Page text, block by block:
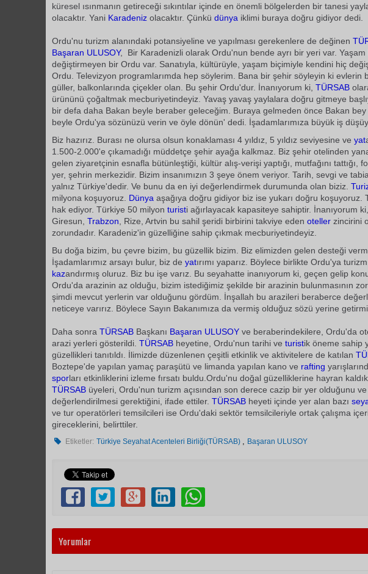
küresel ısınmanın getireceği sıkıntılar içinde en önemli bölgelerden bir tanesi
olacaktır. Yani Karadeniz olacaktır. Çünkü dünya iklimi buraya doğru gidiyor dedi.
Ordu'nu turizm alanındaki potansiyeline ve yapılması gerekenlere de değinen
Başaran ULUSOY,  Bir Karadenizli olarak Ordu'nun bende ayrı bir yeri var.
değiştirmeyen bir Ordu var. Sanatıyla, kültürüyle, yaşam biçimiyle kendini hiç
Ordu. Televizyon programlarımda hep söylerim. Bana bir şehir söyleyin ki evlerin
güller, balkonlarında çiçekler olan. Bu şehir Ordu'dur. İnanıyorum ki, TÜRSAB
ürününü çoğaltmak mecburiyetindeyiz. Yavaş yavaş yaylalara doğru gitmeye
bir defa daha Bakan beyle beraber geleceğim. Buraya gelmeden önce Bakan
beyle Ordu'ya sözünüzü verin ve öyle dönün' dedi. İşadamlarımıza büyük iş
Biz hazırız. Burası ne olursa olsun konaklaması 4 yıldız, 5 yıldız seviyesine ve yat
1.500-2.000'e çıkamadığı müddetçe şehir ayağa kalkmaz. Biz şehir otelinden
gelen ziyaretçinin esnafla bütünleştiği, kültür alış-verişi yaptığı, mutfağını tattığı,
yer, şehrin merkezidir. Bizim insanımızın 3 şeye önem veriyor. Tarih, sevgi ve
yalnız Türkiye'dedir. Ve bunu da en iyi değerlendirmek durumunda olan biziz.
milyona koşuyoruz. Dünya aşağıya doğru gidiyor biz ise yukarı doğru koşuyoruz.
hak ediyor. Türkiye 50 milyon turisti ağırlayacak kapasiteye sahiptir. İnanıyorum
Giresun, Trabzon , Rize, Artvin bu sahil şeridi birbirini takviye eden oteller zincirini
zorundadır. Karadeniz'in güzelliğine sahip çıkmak mecburiyetindeyiz.
Bu doğa bizim, bu çevre bizim, bu güzellik bizim. Biz elimizden gelen desteği
İşadamlarımız arsayı bulur, biz de yatırımı yaparız. Böylece birlikte Ordu'ya turizm
kazandırmış oluruz. Biz bu işe varız. Bu seyahatte inanıyorum ki, geçen gelip
Ordu'da arazinin az olduğu, bizim istediğimiz şekilde bir arazinin bulunmasının
şimdi mevcut yerlerin var olduğunu gördüm. İnşallah bu arazileri beraberce
neticeye varırız. Böylece Sayın Bakanımıza da vermiş olduğuz sözü yerine
Daha sonra TÜRSAB Başkanı Başaran ULUSOY ve beraberindekilere, Ordu'da
arazi yerleri gösterildi. TÜRSAB heyetine, Ordu'nun tarihi ve turistik öneme sahip
güzellikleri tanıtıldı. İlimizde düzenlenen çeşitli etkinlik ve aktivitelere de katılan
Boztepe'de yapılan yamaç paraşütü ve limanda yapılan kano ve rafting
sporları etkinliklerini izleme fırsatı buldu.Ordu'nu doğal güzelliklerine hayran
TÜRSAB üyeleri, Ordu'nun turizm açısından son derece cazip bir yer olduğunu
değerlendirilmesi gerektiğini, ifade ettiler. TÜRSAB heyeti içinde yer alan bazı
ve tur operatörleri temsilcileri ise Ordu'daki sektör temsilcileriyle ortak çalışma
gireceklerini, belirttiler.
Etiketler: Türkiye Seyahat Acenteleri Birliği(TÜRSAB) , Başaran ULUSOY
Yorumlar